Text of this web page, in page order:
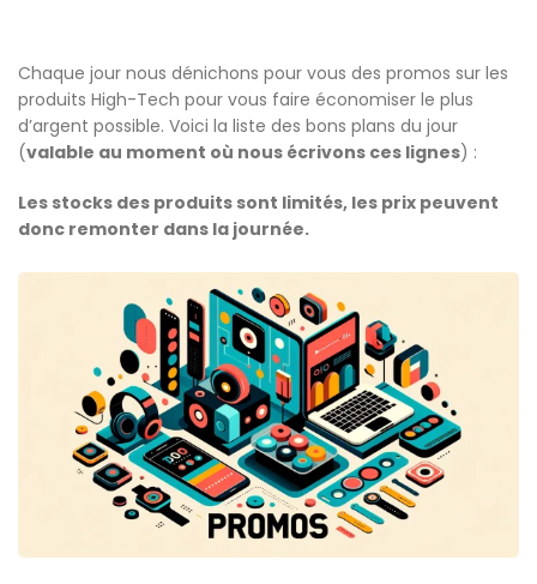
Chaque jour nous dénichons pour vous des promos sur les
produits High-Tech pour vous faire économiser le plus
d’argent possible. Voici la liste des bons plans du jour
(valable au moment où nous écrivons ces lignes) :
Les stocks des produits sont limités, les prix peuvent
donc remonter dans la journée.